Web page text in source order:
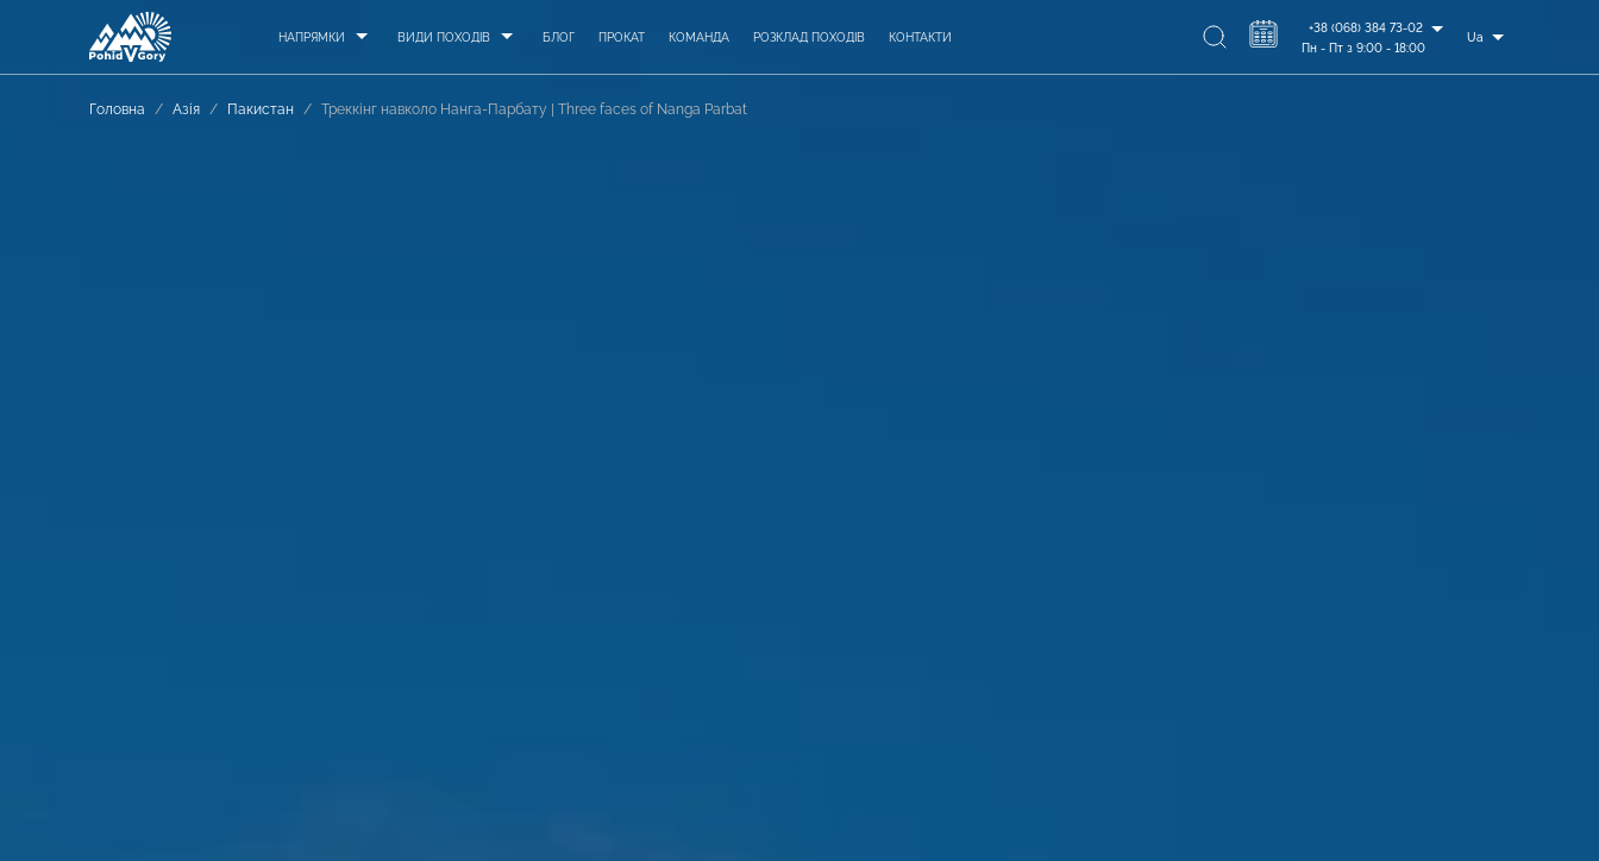
НАПРЯМКИ ВИДИ ПОХОДІВ БЛОГ ПРОКАТ КОМАНДА РОЗКЛАД ПОХОДІВ КОНТАКТИ
+38 (068) 384 73-02
Пн - Пт з 9:00 - 18:00
Ua
Головна / Азія / Пакистан / Треккінг навколо Нанга-Парбату | Three faces of Nanga Parbat